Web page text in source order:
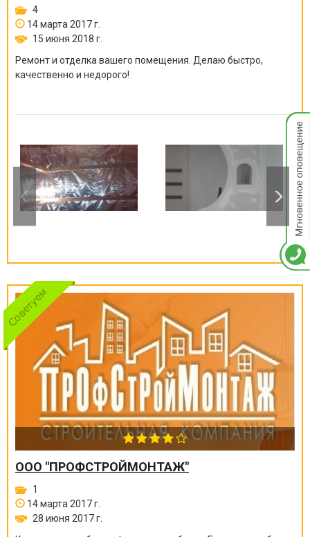
4
14 марта 2017 г.
15 июня 2018 г.
Ремонт и отделка вашего помещения. Делаю быстро,
качественно и недорого!
ООО "ПРОФСТРОЙМОНТАЖ"
1
14 марта 2017 г.
28 июня 2017 г.